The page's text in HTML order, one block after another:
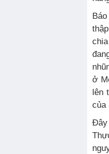
ở
lên
của
Đây